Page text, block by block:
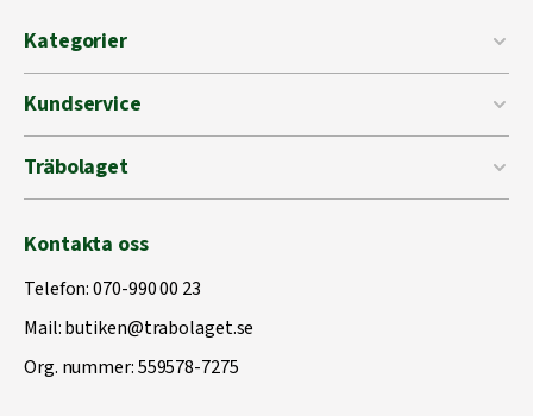
Kategorier
Kundservice
Träbolaget
Kontakta oss
Telefon:070-990 00 23
Mail:butiken@trabolaget.se
Org. nummer: 559578-7275